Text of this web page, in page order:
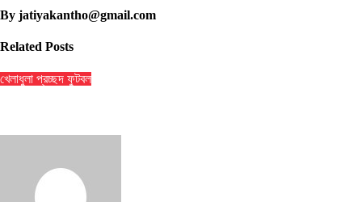
By jatiyakantho@gmail.com
Related Posts
খেলাধুলা প্রচ্ছদ ফুটবল